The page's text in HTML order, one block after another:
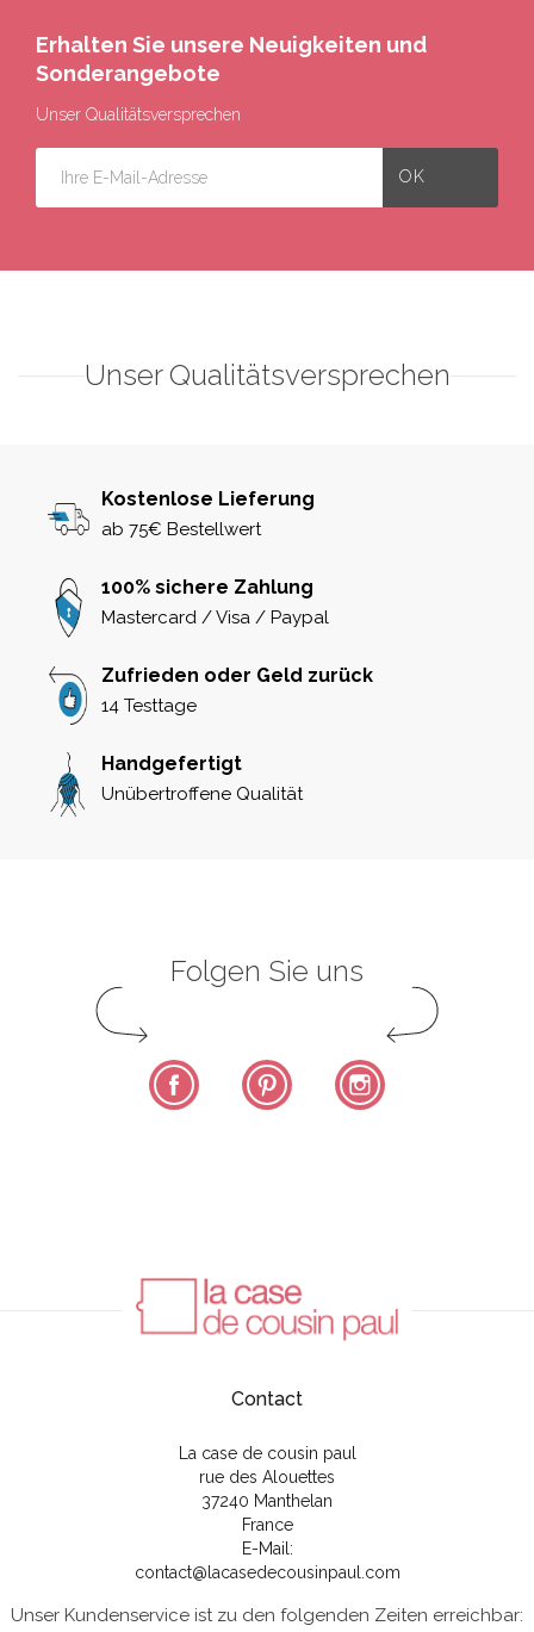
Erhalten Sie unsere Neuigkeiten und
Sonderangebote
Unser Qualitätsversprechen
Unser Qualitätsversprechen
Kostenlose Lieferung
ab 75€ Bestellwert
100% sichere Zahlung
Mastercard / Visa / Paypal
Zufrieden oder Geld zurück
14 Testtage
Handgefertigt
Unübertroffene Qualität
Folgen Sie uns
Facebook Pinterest
Contact
La case de cousin paul
rue des Alouettes
37240 Manthelan
France
E-Mail:
contact@lacasedecousinpaul.com
Unser Kundenservice ist zu den folgenden Zeiten erreichbar: